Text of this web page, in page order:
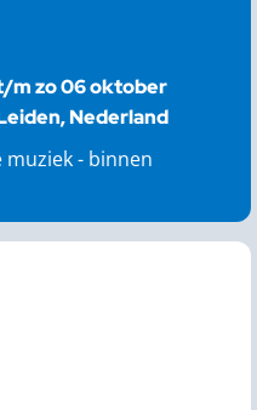
m zo 06 oktober
Nederland
- binnen